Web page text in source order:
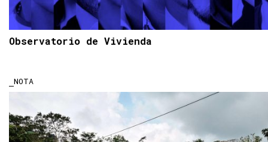
Observatorio de Vivienda
NOTA